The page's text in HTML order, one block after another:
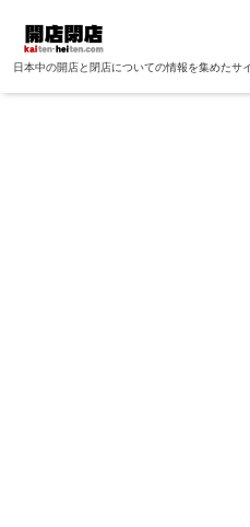
日本中の開店と閉店についての情報を集めたサ